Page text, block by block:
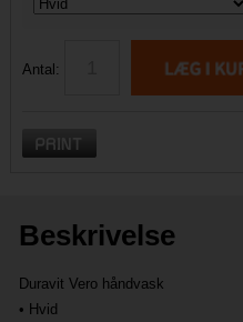
Antal:
Beskrivelse
Duravit Vero håndvask
• Hvid